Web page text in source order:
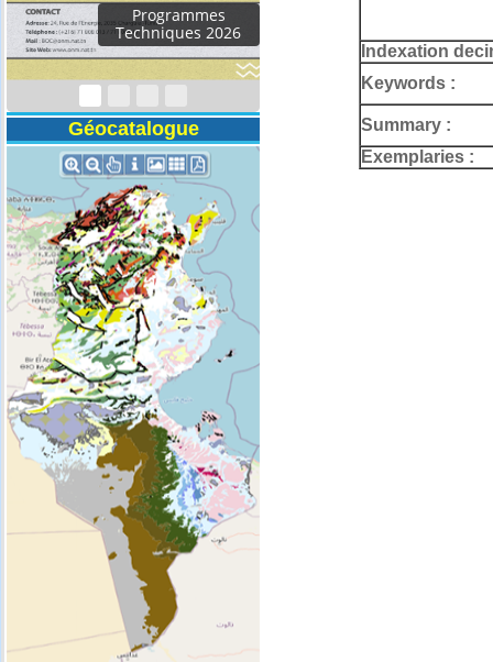
Programmes
Techniques 2026
Géocatalogue
Indexation
Keywords :
Summary :
Exemplaries :